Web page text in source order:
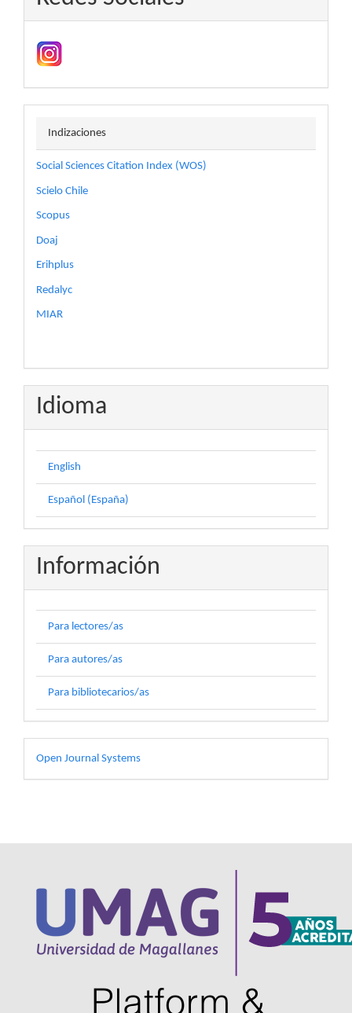
indizaciones
Indizaciones
Social Sciences Citation Index (WOS)
Scielo Chile
Scopus
Doaj
Erihplus
Redalyc
MIAR
Idioma
English
Español (España)
Información
Para lectores/as
Para autores/as
Para bibliotecarios/as
Desarrollado
por
Open Journal Systems